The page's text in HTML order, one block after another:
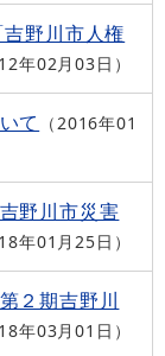
野川市人権
年02月03日
て
2016年01
野川市災害
年01月25日
２期吉野川
年03月01日